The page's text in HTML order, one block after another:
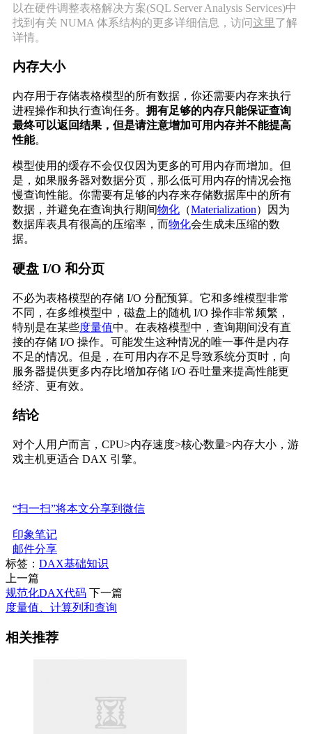
以在硬件调整表格解决方案(SQL Server Analysis Services)中
找到有关 NUMA 体系结构的更多详细信息，访问这里了解
详情。
内存大小
内存用于存储表格模型的所有数据，你还需要内存来执行
进程操作和执行查询任务。 拥有足够的内存只能保证查询
最终可以返回结果，但是请注意增加可用内存并不能提高
性能。
模型使用的缓存不会仅仅因为更多的可用内存而增加。但
是，如果服务器对数据分页，那么低可用内存的情况会拖
慢查询性能。你需要有足够的内存来存储数据库中的所有
数据，并避免在查询执行期间物化 （Materialization）因为
数据库表具有很高的压缩率，而物化会生成未压缩的数
据。
硬盘 I/O 和分页
不必为表格模型的存储 I/O 分配预算。它和多维模型非常
不同，在多维模型中，磁盘上的随机 I/O 操作非常频繁，
特别是在某些度量值中。在表格模型中，查询期间没有直
接的存储 I/O 操作。可能发生这种情况的唯一事件是内存
不足的情况。但是，在可用内存不足导致系统分页时，向
服务器提供更多内存比增加存储 I/O 吞吐量来提高性能更
经济、更有效。
结论
对个人用户而言，CPU>内存速度>核心数量>内存大小，游
戏主机更适合 DAX 引擎。
“扫一扫”将本文分享到微信
印象笔记
邮件分享
标签： DAX基础知识
上一篇
规范化DAX代码 下一篇
度量值、计算列和查询
相关推荐